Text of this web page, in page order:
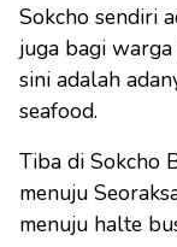
Sokcho sendiri
juga bagi
sini adalah
seafood.
Tiba di Sokcho
menuju
menuju halte